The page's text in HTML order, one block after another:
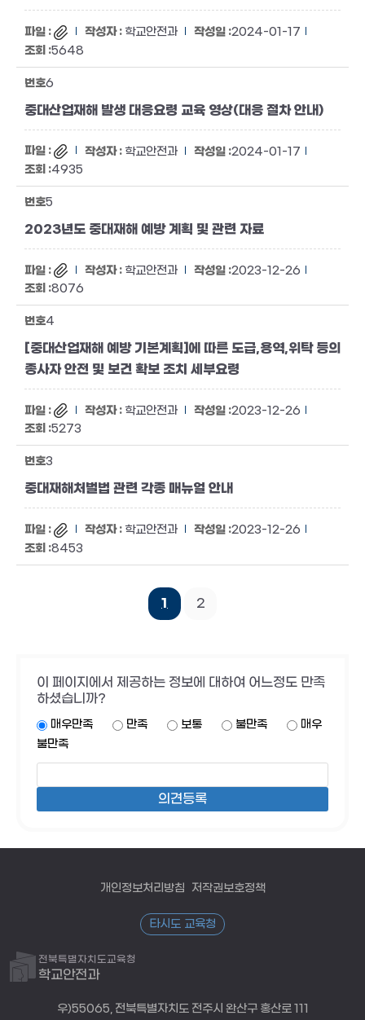
학교안전과
2024-01-17
5648
6
중대산업재해 발생 대응요령 교육 영상(대응 절차 안내)
학교안전과
2024-01-17
4935
5
2023년도 중대재해 예방 계획 및 관련 자료
학교안전과
2023-12-26
8076
4
[중대산업재해 예방 기본계획]에 따른 도급,용역,위탁 등의
종사자 안전 및 보건 확보 조치 세부요령
학교안전과
2023-12-26
5273
3
중대재해처벌법 관련 각종 매뉴얼 안내
학교안전과
2023-12-26
8453
1 2
이 페이지에서 제공하는 정보에 대하여 어느정도 만족
하셨습니까?
매우만족 만족 보통 불만족
매우
불만족
개인정보처리방침 저작권보호정책
타시도 교육청
전북특별자치도교육청
학교안전과
우)55065, 전북특별자치도 전주시 완산구 홍산로 111